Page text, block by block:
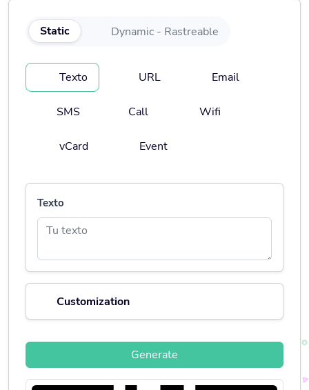
Static Dynamic - Rastreable
Texto URL Email
SMS Call Wifi
vCard Event
Texto
Customization
Generate